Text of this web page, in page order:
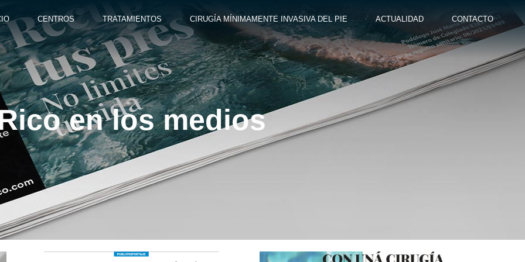
CENTROS TRATAMIENTOS CIRUGÍA MÍNIMAMENTE INVASIVA DEL PIE ACTUALIDAD CONTACTO
en los medios